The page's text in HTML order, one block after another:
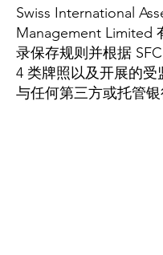
Swiss International
Management Limited
录保存规则并根据
4 类牌照以及开展的受
与任何第三方或托管